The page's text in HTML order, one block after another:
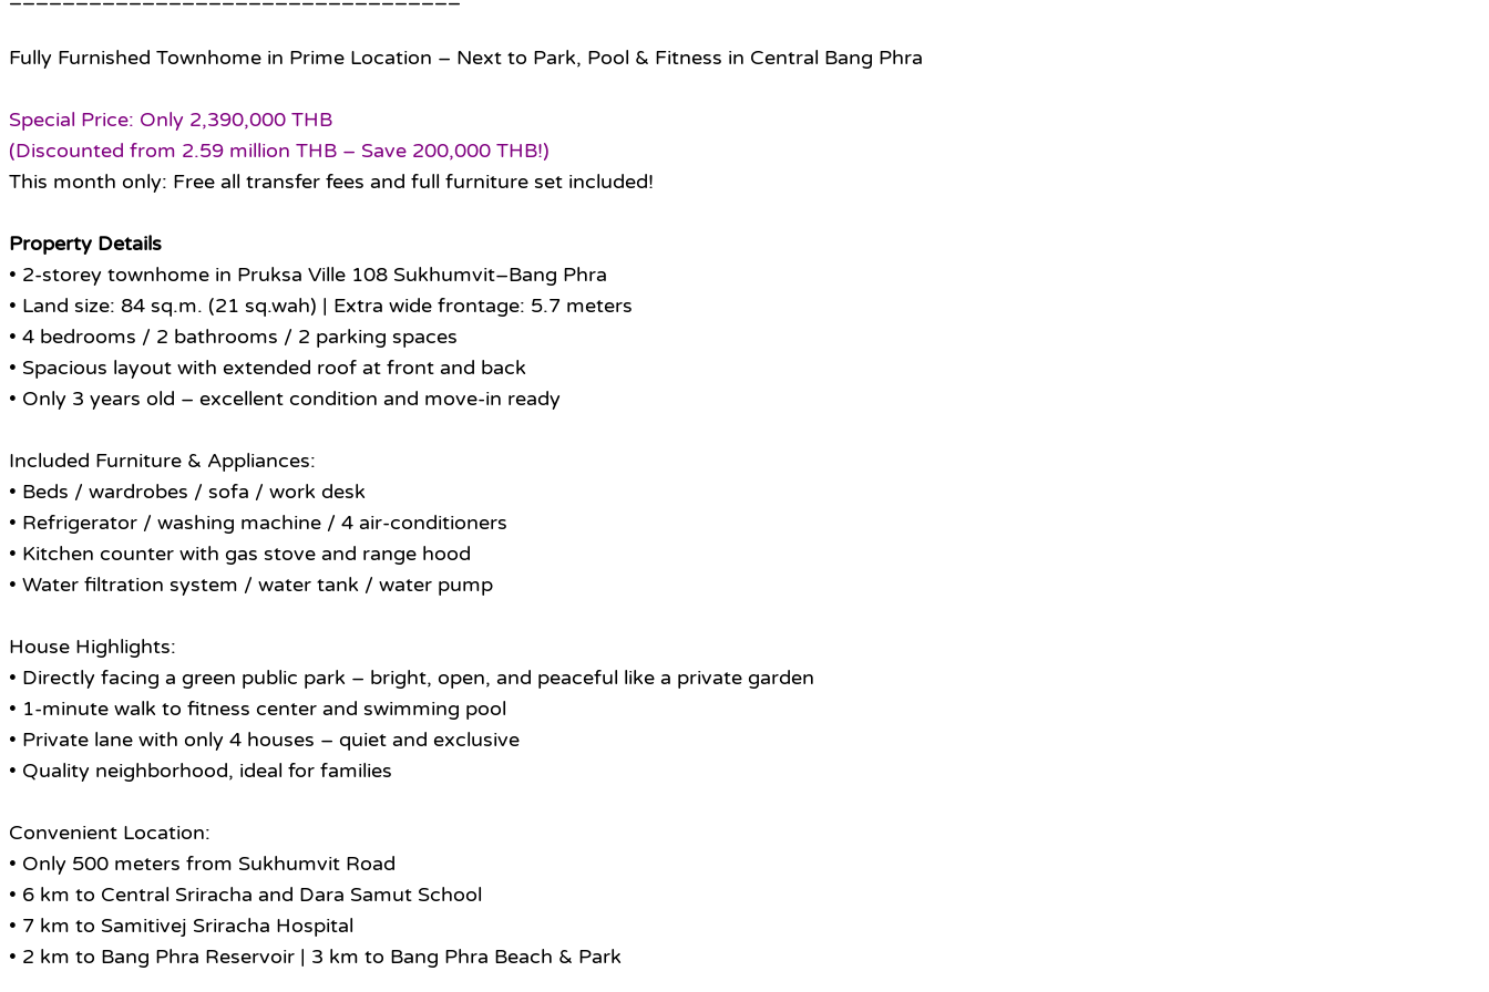
Fully Furnished Townhome in Prime Location – Next to Park, Pool & Fitness in Central Bang Phra
Special Price: Only 2,390,000 THB
(Discounted from 2.59 million THB – Save 200,000 THB!)
This month only: Free all transfer fees and full furniture set included!
Property Details
• 2-storey townhome in Pruksa Ville 108 Sukhumvit–Bang Phra
• Land size: 84 sq.m. (21 sq.wah) | Extra wide frontage: 5.7 meters
• 4 bedrooms / 2 bathrooms / 2 parking spaces
• Spacious layout with extended roof at front and back
• Only 3 years old – excellent condition and move-in ready
Included Furniture & Appliances:
• Beds / wardrobes / sofa / work desk
• Refrigerator / washing machine / 4 air-conditioners
• Kitchen counter with gas stove and range hood
• Water filtration system / water tank / water pump
House Highlights:
• Directly facing a green public park – bright, open, and peaceful like a private garden
• 1-minute walk to fitness center and swimming pool
• Private lane with only 4 houses – quiet and exclusive
• Quality neighborhood, ideal for families
Convenient Location:
• Only 500 meters from Sukhumvit Road
• 6 km to Central Sriracha and Dara Samut School
• 7 km to Samitivej Sriracha Hospital
• 2 km to Bang Phra Reservoir | 3 km to Bang Phra Beach & Park